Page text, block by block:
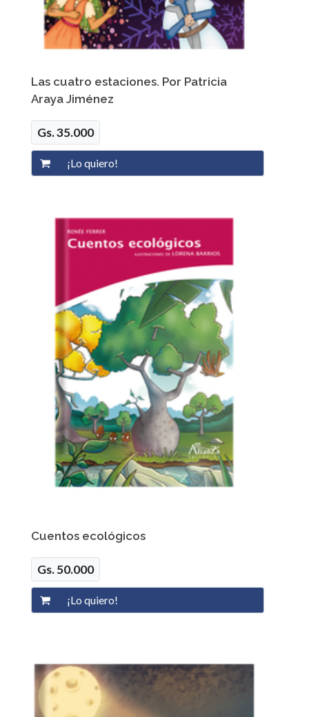
Las cuatro estaciones. Por Patricia
Araya Jiménez
Gs. 35.000
Cuentos ecológicos
Gs. 50.000